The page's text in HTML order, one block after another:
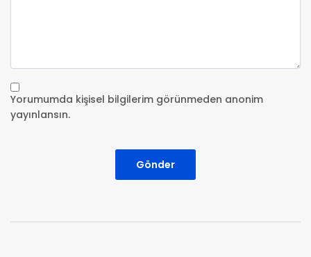
Yorumumda kişisel bilgilerim görünmeden anonim
yayınlansın.
Gönder